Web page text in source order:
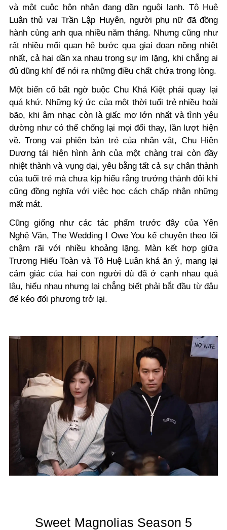
và một cuộc hôn nhân đang dần nguội lạnh. Tô Huệ
Luân thủ vai Trần Lập Huyên, người phụ nữ đã đồng
hành cùng anh qua nhiều năm tháng. Nhưng cũng như
rất nhiều mối quan hệ bước qua giai đoạn nồng nhiệt
nhất, cả hai dần xa nhau trong sự im lặng, khi chẳng ai
đủ dũng khí để nói ra những điều chất chứa trong lòng.
Một biến cố bất ngờ buộc Chu Khả Kiệt phải quay lại
quá khứ. Những ký ức của một thời tuổi trẻ nhiều hoài
bão, khi âm nhạc còn là giấc mơ lớn nhất và tình yêu
dường như có thể chống lại mọi đổi thay, lần lượt hiện
về. Trong vai phiên bản trẻ của nhân vật, Chu Hiên
Dương tái hiện hình ảnh của một chàng trai còn đầy
nhiệt thành và vụng dại, yêu bằng tất cả sự chân thành
của tuổi trẻ mà chưa kịp hiểu rằng trưởng thành đôi khi
cũng đồng nghĩa với việc học cách chấp nhận những
mất mát.
Cũng giống như các tác phẩm trước đây của Yên
Nghệ Văn, The Wedding I Owe You kể chuyện theo lối
chậm rãi với nhiều khoảng lặng. Màn kết hợp giữa
Trương Hiếu Toàn và Tô Huệ Luân khá ăn ý, mang lại
cảm giác của hai con người dù đã ở cạnh nhau quá
lâu, hiểu nhau nhưng lại chẳng biết phải bắt đầu từ đâu
để kéo đối phương trở lại.
Sweet Magnolias Season 5